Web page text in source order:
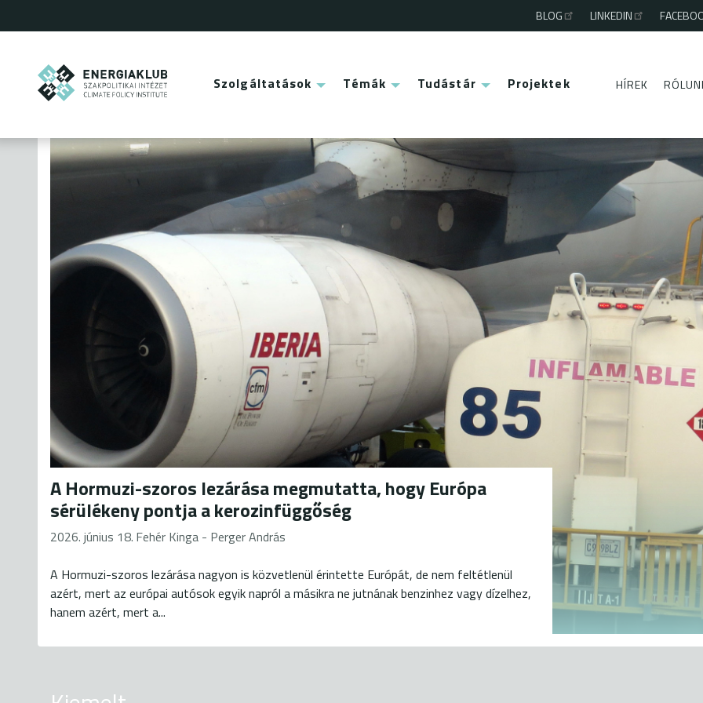
a
ENERGIAKLUB
Main
menu
Szolgáltatások Témák Tudástár Projektek HÍREK
Third
BLOG LINKEDIN
A Hormuzi-szoros lezárása megmutatta, hogy Európa
sérülékeny pontja a kerozinfüggőség
2026. június 18. Fehér Kinga - Perger András
A Hormuzi-szoros lezárása nagyon is közvetlenül érintette Európát, de nem feltétlenül
azért, mert az európai autósok egyik napról a másikra ne jutnának benzinhez vagy dízelhez,
hanem azért, mert a...